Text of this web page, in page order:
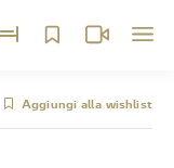
Aggiungi alla wishlist